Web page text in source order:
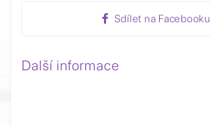
Sdílet na Facebooku
Další informace